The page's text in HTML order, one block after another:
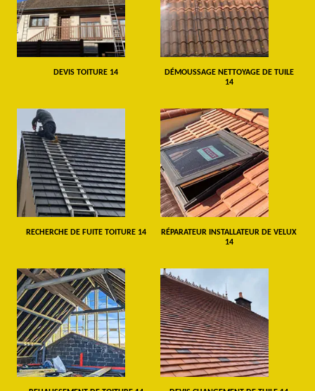
DEVIS TOITURE 14
DÉMOUSSAGE NETTOYAGE DE TUILE
14
RECHERCHE DE FUITE TOITURE 14
RÉPARATEUR INSTALLATEUR DE VELUX
14